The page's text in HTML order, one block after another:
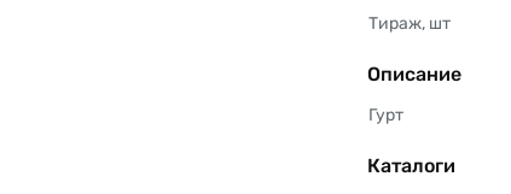
Тираж, шт
Описание
Гурт
Каталоги